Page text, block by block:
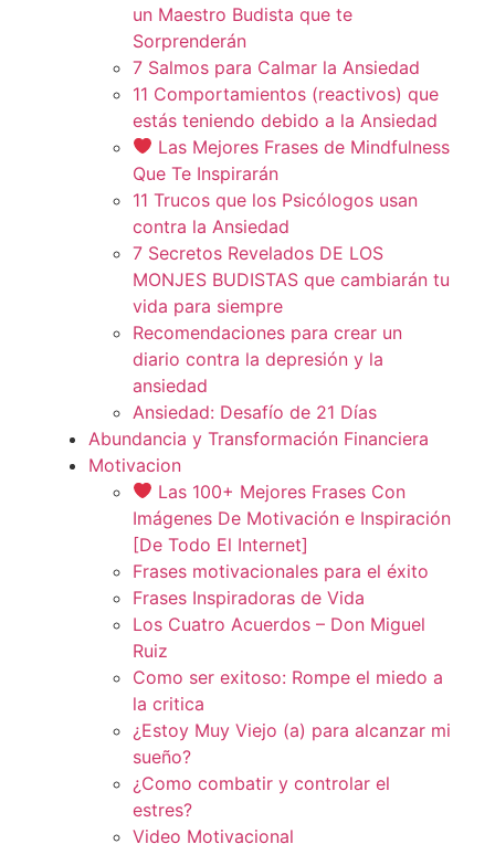
un Maestro Budista que te
Sorprenderán
7 Salmos para Calmar la Ansiedad
11 Comportamientos (reactivos) que
estás teniendo debido a la Ansiedad
Las Mejores Frases de Mindfulness
Que Te Inspirarán
11 Trucos que los Psicólogos usan
contra la Ansiedad
7 Secretos Revelados DE LOS
MONJES BUDISTAS que cambiarán tu
vida para siempre
Recomendaciones para crear un
diario contra la depresión y la
ansiedad
Ansiedad: Desafío de 21 Días
Abundancia y Transformación Financiera
Motivacion
Las 100+ Mejores Frases Con
Imágenes De Motivación e Inspiración
[De Todo El Internet]
Frases motivacionales para el éxito
Frases Inspiradoras de Vida
Los Cuatro Acuerdos – Don Miguel
Ruiz
Como ser exitoso: Rompe el miedo a
la critica
¿Estoy Muy Viejo (a) para alcanzar mi
sueño?
¿Como combatir y controlar el
estres?
Video Motivacional